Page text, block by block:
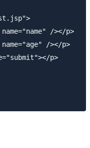
/></p>
/></p>
p>